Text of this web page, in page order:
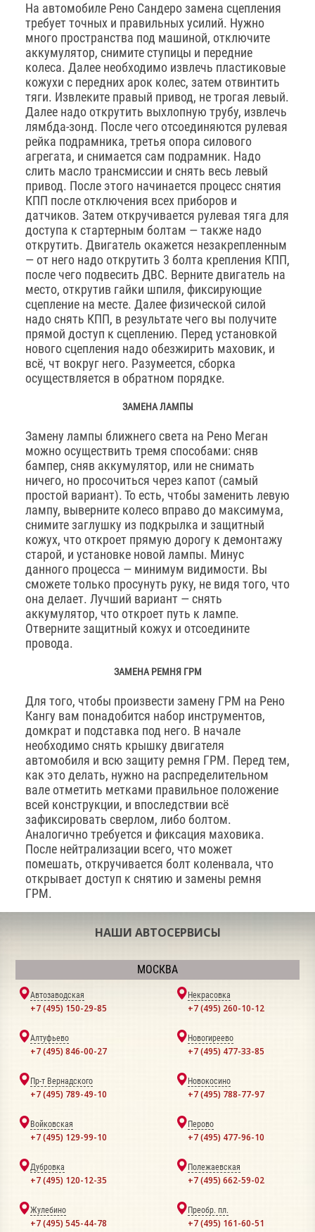
На автомобиле Рено Сандеро замена сцепления
требует точных и правильных усилий. Нужно
много пространства под машиной, отключите
аккумулятор, снимите ступицы и передние
колеса. Далее необходимо извлечь пластиковые
кожухи с передних арок колес, затем отвинтить
тяги. Извлеките правый привод, не трогая левый.
Далее надо открутить выхлопную трубу, извлечь
лямбда-зонд. После чего отсоединяются рулевая
рейка подрамника, третья опора силового
агрегата, и снимается сам подрамник. Надо
слить масло трансмиссии и снять весь левый
привод. После этого начинается процесс снятия
КПП после отключения всех приборов и
датчиков. Затем откручивается рулевая тяга для
доступа к стартерным болтам — также надо
открутить. Двигатель окажется незакрепленным
— от него надо открутить 3 болта крепления КПП,
после чего подвесить ДВС. Верните двигатель на
место, открутив гайки шпиля, фиксирующие
сцепление на месте. Далее физической силой
надо снять КПП, в результате чего вы получите
прямой доступ к сцеплению. Перед установкой
нового сцепления надо обезжирить маховик, и
всё, чт вокруг него. Разумеется, сборка
осуществляется в обратном порядке.
ЗАМЕНА ЛАМПЫ
Замену лампы ближнего света на Рено Меган
можно осуществить тремя способами: сняв
бампер, сняв аккумулятор, или не снимать
ничего, но просочиться через капот (самый
простой вариант). То есть, чтобы заменить левую
лампу, выверните колесо вправо до максимума,
снимите заглушку из подкрылка и защитный
кожух, что откроет прямую дорогу к демонтажу
старой, и установке новой лампы. Минус
данного процесса — минимум видимости. Вы
сможете только просунуть руку, не видя того, что
она делает. Лучший вариант — снять
аккумулятор, что откроет путь к лампе.
Отверните защитный кожух и отсоедините
провода.
ЗАМЕНА РЕМНЯ ГРМ
Для того, чтобы произвести замену ГРМ на Рено
Кангу вам понадобится набор инструментов,
домкрат и подставка под него. В начале
необходимо снять крышку двигателя
автомобиля и всю защиту ремня ГРМ. Перед тем,
как это делать, нужно на распределительном
вале отметить метками правильное положение
всей конструкции, и впоследствии всё
зафиксировать сверлом, либо болтом.
Аналогично требуется и фиксация маховика.
После нейтрализации всего, что может
помешать, откручивается болт коленвала, что
открывает доступ к снятию и замены ремня
ГРМ.
НАШИ АВТОСЕРВИСЫ
МОСКВА
Автозаводская
+7 (495) 150-29-85
Некрасовка
+7 (495) 260-10-12
Алтуфьево
+7 (495) 846-00-27
Новогиреево
+7 (495) 477-33-85
Пр-т Вернадского
+7 (495) 789-49-10
Новокосино
+7 (495) 788-77-97
Войковская
+7 (495) 129-99-10
Перово
+7 (495) 477-96-10
Дубровка
+7 (495) 120-12-35
Полежаевская
+7 (495) 662-59-02
Жулебино
+7 (495) 545-44-78
Преобр. пл.
+7 (495) 161-60-51